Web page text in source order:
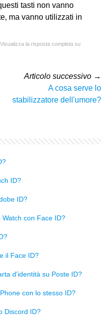
tasti non vanno
ma vanno utilizzati in
Visualizza la risposta completa su
Articolo successivo →
A cosa serve lo
stabilizzatore dell'umore?
ID?
ID?
con Face ID?
il Face ID?
d'identità su Poste ID?
con lo stesso ID?
Discord ID?